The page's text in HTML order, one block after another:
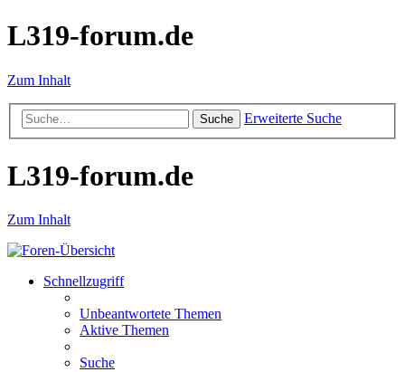
L319-forum.de
Zum Inhalt
Suche Erweiterte Suche
L319-forum.de
Zum Inhalt
Schnellzugriff
Unbeantwortete Themen
Aktive Themen
Suche